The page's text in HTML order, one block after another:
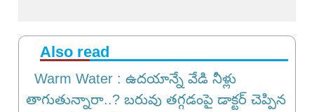
Also read
Warm Water : ఉదయాన్నే వేడి నీళ్లు
తాగుతున్నారా..? బరువు తగ్గడంపై డాక్టర్ చెప్పిన